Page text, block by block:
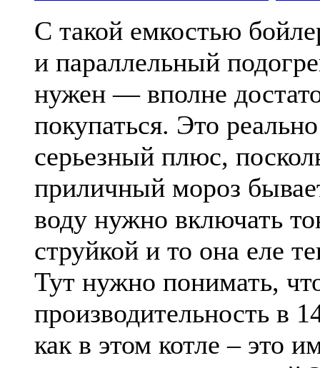
С такой емкостью
и параллельный
нужен — вполне
покупаться. Это реально
серьезный плюс,
приличный мороз
воду нужно включать
струйкой и то она еле
Тут нужно понимать,
производительность в
как в этом котле – это